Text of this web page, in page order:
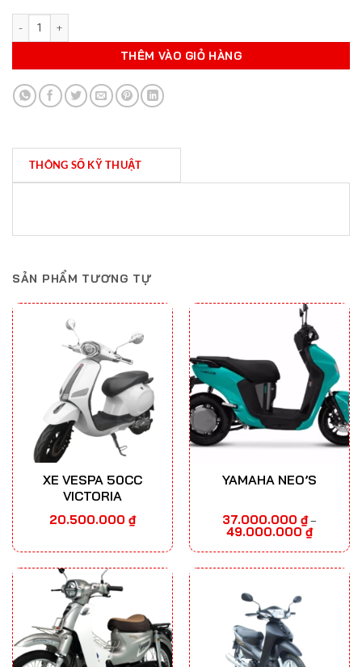
XE CHALY 50CC DETECH số lượng
THÊM VÀO GIỎ HÀNG
THÔNG SỐ KỸ THUẬT
SẢN PHẨM TƯƠNG TỰ
XE VESPA 50CC
VICTORIA
20.500.000 ₫
YAMAHA NEO’S
37.000.000 ₫ –
49.000.000₫Khoảng
giá:
đến